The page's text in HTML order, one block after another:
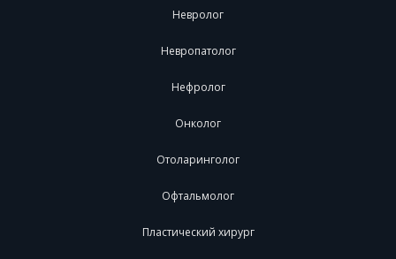
Невролог
Невропатолог
Нефролог
Онколог
Отоларинголог
Офтальмолог
Пластический хирург